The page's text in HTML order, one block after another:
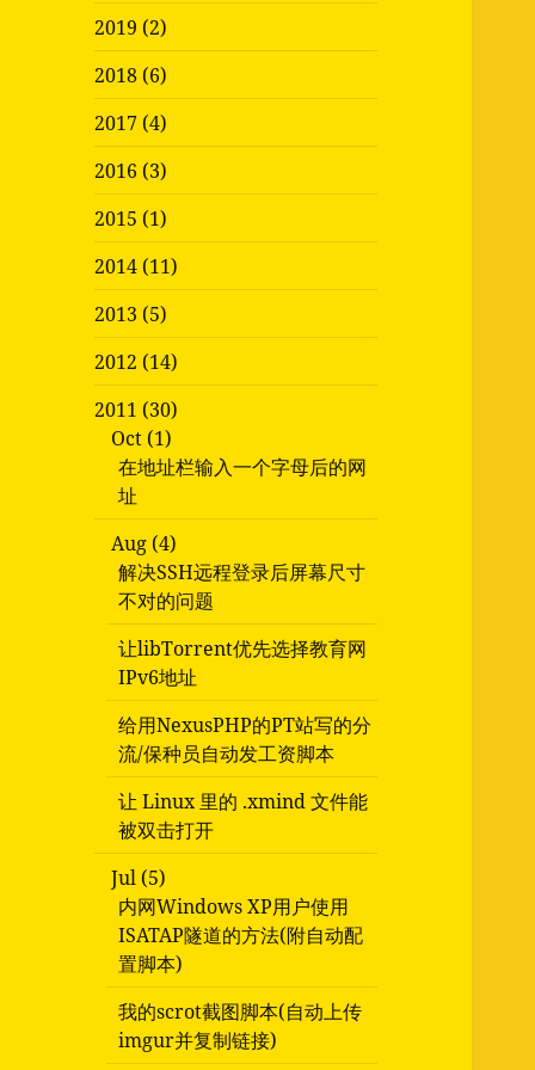
2019 (2)
2018 (6)
2017 (4)
2016 (3)
2015 (1)
2014 (11)
2013 (5)
2012 (14)
2011 (30)
Oct (1)
在地址栏输入一个字母后的网
址
Aug (4)
解决SSH远程登录后屏幕尺寸
不对的问题
让libTorrent优先选择教育网
IPv6地址
给用NexusPHP的PT站写的分
流/保种员自动发工资脚本
让 Linux 里的 .xmind 文件能
被双击打开
Jul (5)
内网Windows XP用户使用
ISATAP隧道的方法(附自动配
置脚本)
我的scrot截图脚本(自动上传
imgur并复制链接)